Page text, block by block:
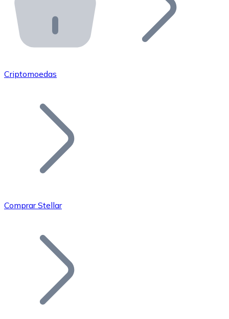
API Bitnovo
Integre nossa API no seu ecossistema.
Junte-se à nossa rede de revendedores e comercialize
Adicione o token do seu projeto ao nosso serviço de
Bitcoin
Criptomoedas
Comprar Stellar